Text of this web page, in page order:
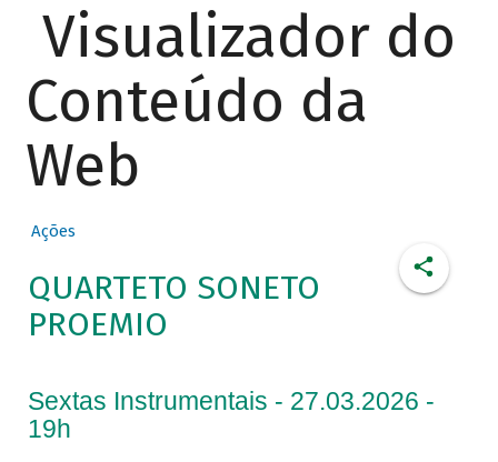
Visualizador do
Conteúdo da
Web
Ações
QUARTETO SONETO
PROEMIO
Sextas Instrumentais - 27.03.2026 -
19h